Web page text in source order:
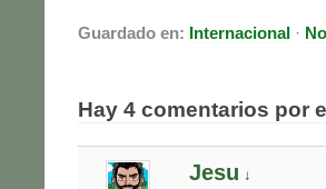
Guardado en: Internacional ·
Hay 4 comentarios por
Jesu ↓